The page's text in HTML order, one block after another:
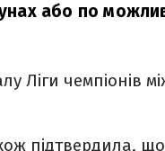
або по
Ліги чемпіонів
підтвердила,